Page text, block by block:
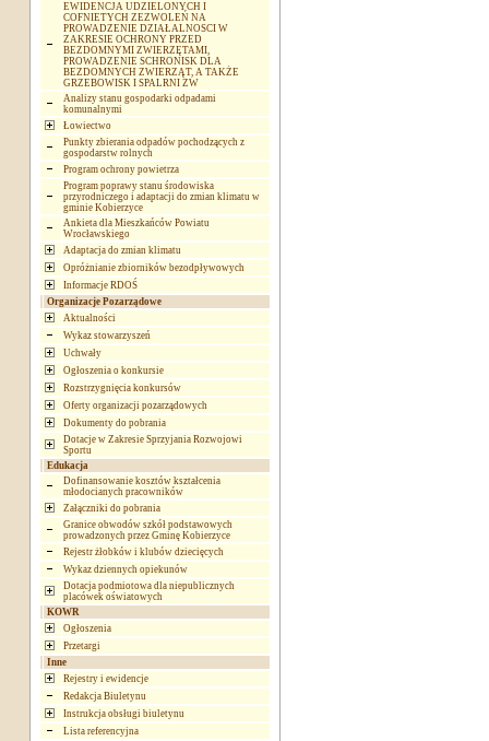
EWIDENCJA UDZIELONYCH I
COFNIETYCH ZEZWOLEŃ NA
PROWADZENIE DZIAŁALNOSCI W
ZAKRESIE OCHRONY PRZED
BEZDOMNYMI ZWIERZĘTAMI,
PROWADZENIE SCHRONISK DLA
BEZDOMNYCH ZWIERZĄT, A TAKŻE
GRZEBOWISK I SPALRNI ZW
Analizy stanu gospodarki odpadami
komunalnymi
Łowiectwo
Punkty zbierania odpadów pochodzących z
gospodarstw rolnych
Program ochrony powietrza
Program poprawy stanu środowiska
przyrodniczego i adaptacji do zmian klimatu w
gminie Kobierzyce
Ankieta dla Mieszkańców Powiatu
Wrocławskiego
Adaptacja do zmian klimatu
Opróżnianie zbiorników bezodpływowych
Informacje RDOŚ
Organizacje Pozarządowe
Aktualności
Wykaz stowarzyszeń
Uchwały
Ogłoszenia o konkursie
Rozstrzygnięcia konkursów
Oferty organizacji pozarządowych
Dokumenty do pobrania
Dotacje w Zakresie Sprzyjania Rozwojowi
Sportu
Edukacja
Dofinansowanie kosztów kształcenia
młodocianych pracowników
Załączniki do pobrania
Granice obwodów szkół podstawowych
prowadzonych przez Gminę Kobierzyce
Rejestr żłobków i klubów dziecięcych
Wykaz dziennych opiekunów
Dotacja podmiotowa dla niepublicznych
placówek oświatowych
KOWR
Ogłoszenia
Przetargi
Inne
Rejestry i ewidencje
Redakcja Biuletynu
Instrukcja obsługi biuletynu
Lista referencyjna